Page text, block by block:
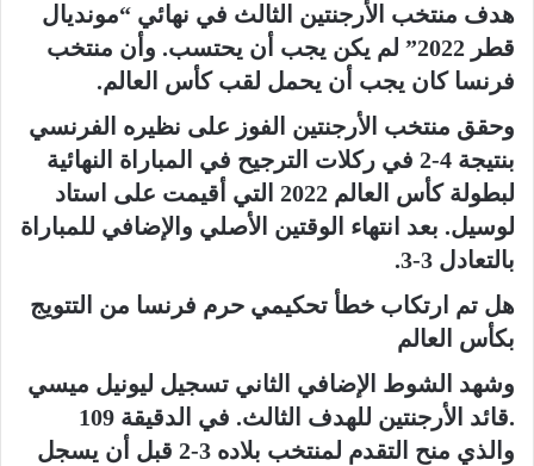
هدف منتخب الأرجنتين الثالث في نهائي “مونديال
قطر 2022” لم يكن يجب أن يحتسب. وأن منتخب
فرنسا كان يجب أن يحمل لقب كأس العالم.
وحقق منتخب الأرجنتين الفوز على نظيره الفرنسي
بنتيجة 4-2 في ركلات الترجيح في المباراة النهائية
لبطولة كأس العالم 2022 التي أقيمت على استاد
لوسيل. بعد انتهاء الوقتين الأصلي والإضافي للمباراة
بالتعادل 3-3.
هل تم ارتكاب خطأ تحكيمي حرم فرنسا من التتويج
بكأس العالم
وشهد الشوط الإضافي الثاني تسجيل ليونيل ميسي
.قائد الأرجنتين للهدف الثالث. في الدقيقة 109
والذي منح التقدم لمنتخب بلاده 3-2 قبل أن يسجل